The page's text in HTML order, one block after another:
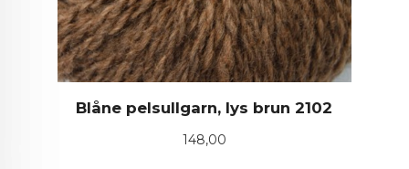
Blåne pelsullgarn, lys brun 2102
Pris
148,00